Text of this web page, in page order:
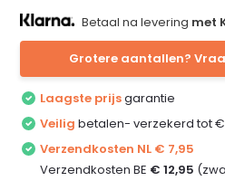
Betaal na levering met
Grotere aantallen?
Laagste prijsgarantie
Veilig betalen- verzekerd tot
Verzendkosten NL € 7,95
Verzendkosten BE € 12,95